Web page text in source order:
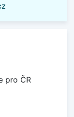
pro ČR